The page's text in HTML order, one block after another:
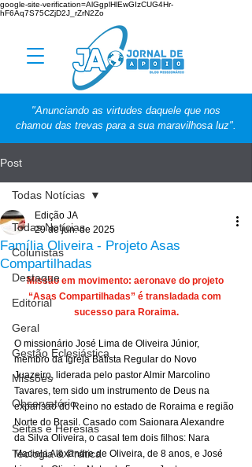
google-site-verification=AlGgplHlEwGIzCUG4Hr-
hF6Aq7S75CZjD2J_rZrN2Zo
"Anunciando as virtudes daquele que nos
chamou das trevas para a sua maravilhosa luz".
Post
Todas Notícias
Colunistas
Destaque
Editorial
Geral
Gestão Eclesiástica
Missões
Observatório
Seitas e Heresias
Teologia & Prática
Todas Notícias
Família Oliveira - Projeto Asas
Compartilhadas
Edição JA
29 de jun. de 2025
Missão em movimento: aeronave do projeto
“Asas Compartilhadas” é transladada com
sucesso para Roraima.
O missionário José Lima de Oliveira Júnior,
membro da Igreja Batista Regular do Novo
Juazeiro, liderada pelo pastor Almir Marcolino
Tavares, tem sido um instrumento de Deus na
expansão do Reino no estado de Roraima e região
Norte do Brasil. Casado com Saionara Alexandre
da Silva Oliveira, o casal tem dois filhos: Nara
Maciela Alexandre de Oliveira, de 8 anos, e José